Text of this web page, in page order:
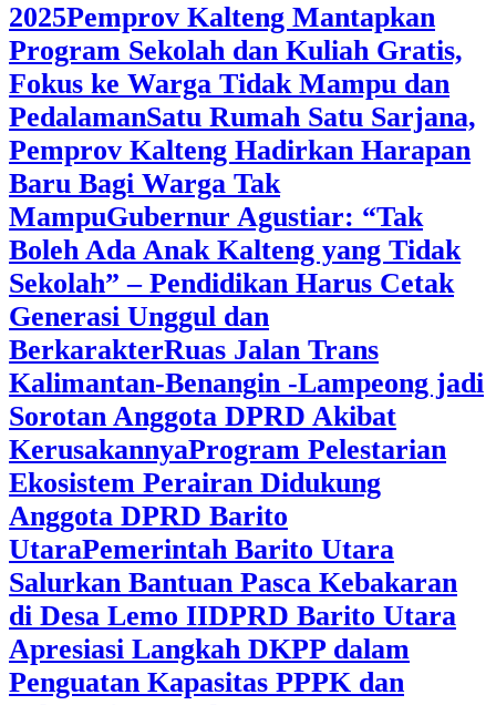
2025‎Pemprov Kalteng Mantapkan
Program Sekolah dan Kuliah Gratis,
Fokus ke Warga Tidak Mampu dan
Pedalaman‎Satu Rumah Satu Sarjana,
Pemprov Kalteng Hadirkan Harapan
Baru Bagi Warga Tak
Mampu‎Gubernur Agustiar: “Tak
Boleh Ada Anak Kalteng yang Tidak
Sekolah” – Pendidikan Harus Cetak
Generasi Unggul dan
BerkarakterRuas Jalan Trans
Kalimantan-Benangin -Lampeong jadi
Sorotan Anggota DPRD Akibat
KerusakannyaProgram Pelestarian
Ekosistem Perairan Didukung
Anggota DPRD Barito
UtaraPemerintah Barito Utara
Salurkan Bantuan Pasca Kebakaran
di Desa Lemo IIDPRD Barito Utara
Apresiasi Langkah DKPP dalam
Penguatan Kapasitas PPPK dan